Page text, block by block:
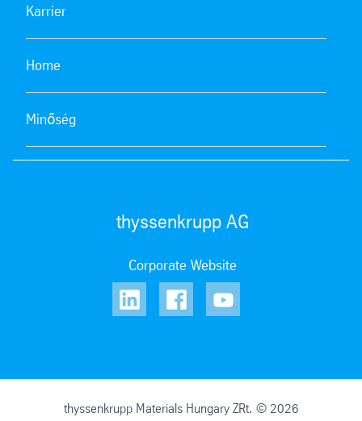
Karrier
Home
Minőség
thyssenkrupp AG
Corporate Website
thyssenkrupp Materials Hungary ZRt. © 2026